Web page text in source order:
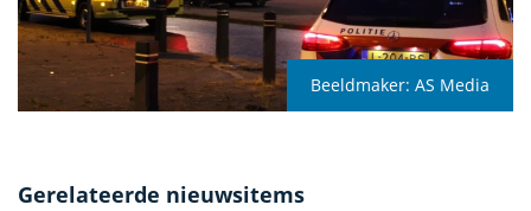
Beeldmaker: AS Media
Gerelateerde nieuwsitems